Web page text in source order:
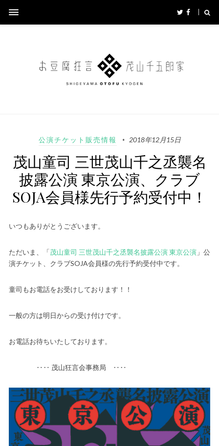
公演チケット販売情報 2018年12月15日
茂山童司 三世茂山千之丞襲名
披露公演 東京公演、クラブ
SOJA会員様先行予約受付中！
いつもありがとうございます。
ただいま、「茂山童司 三世茂山千之丞襲名披露公演 東京公演」公
演チケット、クラブSOJA会員様の先行予約受付中です。
童司もお電話をお受けしております！！
一般の方は明日からの受け付けです。
お電話お待ちいたしております。
‥‥ 茂山狂言会事務局 ‥‥